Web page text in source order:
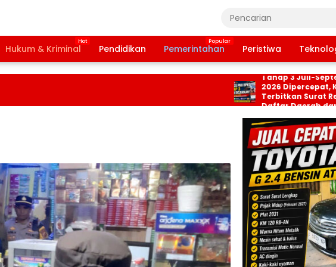
Hukum & Kriminal Pendidikan Pemerintahan Peristiwa
Bansos PKH dan BPNT
Tahap 3 Juli-September
2026 Dipercepat,
Terbitkan Surat Resmi, Cek
Daftar Daerah dan Jadwal